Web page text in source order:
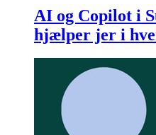
AI og Copilot i
hjælper jer i